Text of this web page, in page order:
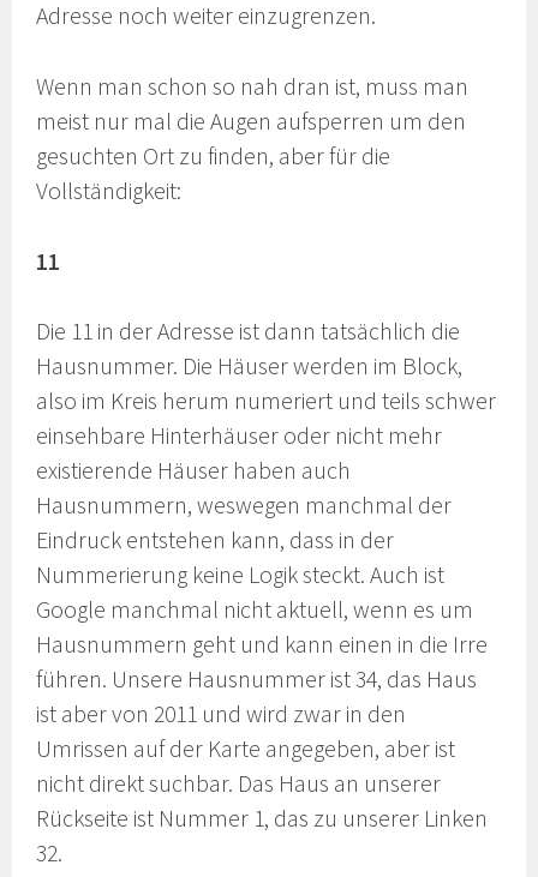
Adresse noch weiter einzugrenzen.
Wenn man schon so nah dran ist, muss man
meist nur mal die Augen aufsperren um den
gesuchten Ort zu finden, aber für die
Vollständigkeit:
11
Die 11 in der Adresse ist dann tatsächlich die
Hausnummer. Die Häuser werden im Block,
also im Kreis herum numeriert und teils schwer
einsehbare Hinterhäuser oder nicht mehr
existierende Häuser haben auch
Hausnummern, weswegen manchmal der
Eindruck entstehen kann, dass in der
Nummerierung keine Logik steckt. Auch ist
Google manchmal nicht aktuell, wenn es um
Hausnummern geht und kann einen in die Irre
führen. Unsere Hausnummer ist 34, das Haus
ist aber von 2011 und wird zwar in den
Umrissen auf der Karte angegeben, aber ist
nicht direkt suchbar. Das Haus an unserer
Rückseite ist Nummer 1, das zu unserer Linken
32.